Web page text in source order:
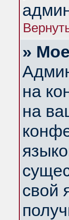
»
на
на
свой